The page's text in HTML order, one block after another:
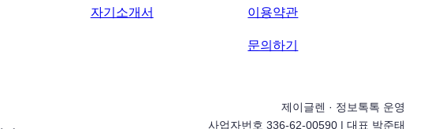
자기소개서 이용약관
문의하기
제이글렌 · 정보톡톡 운영
사업자번호 336-62-00590 | 대표 박준태